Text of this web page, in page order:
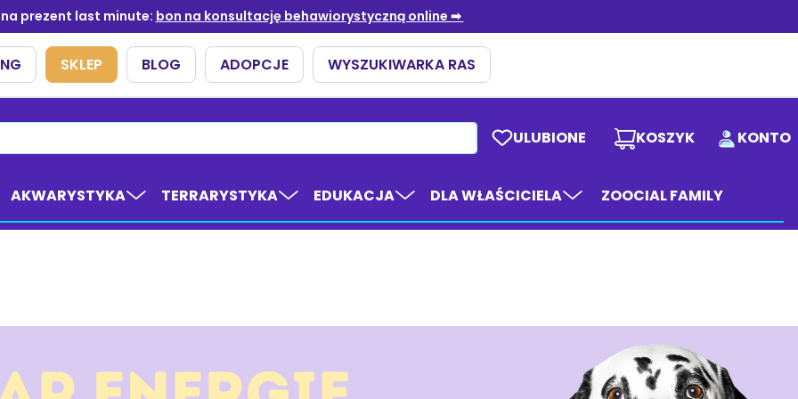
KOSZYK
ULUBIONE KONTO
AKWARYSTYKA TERRARYSTYKA EDUKACJA DLA WŁAŚCICIELA ZOOCIAL FAMILY